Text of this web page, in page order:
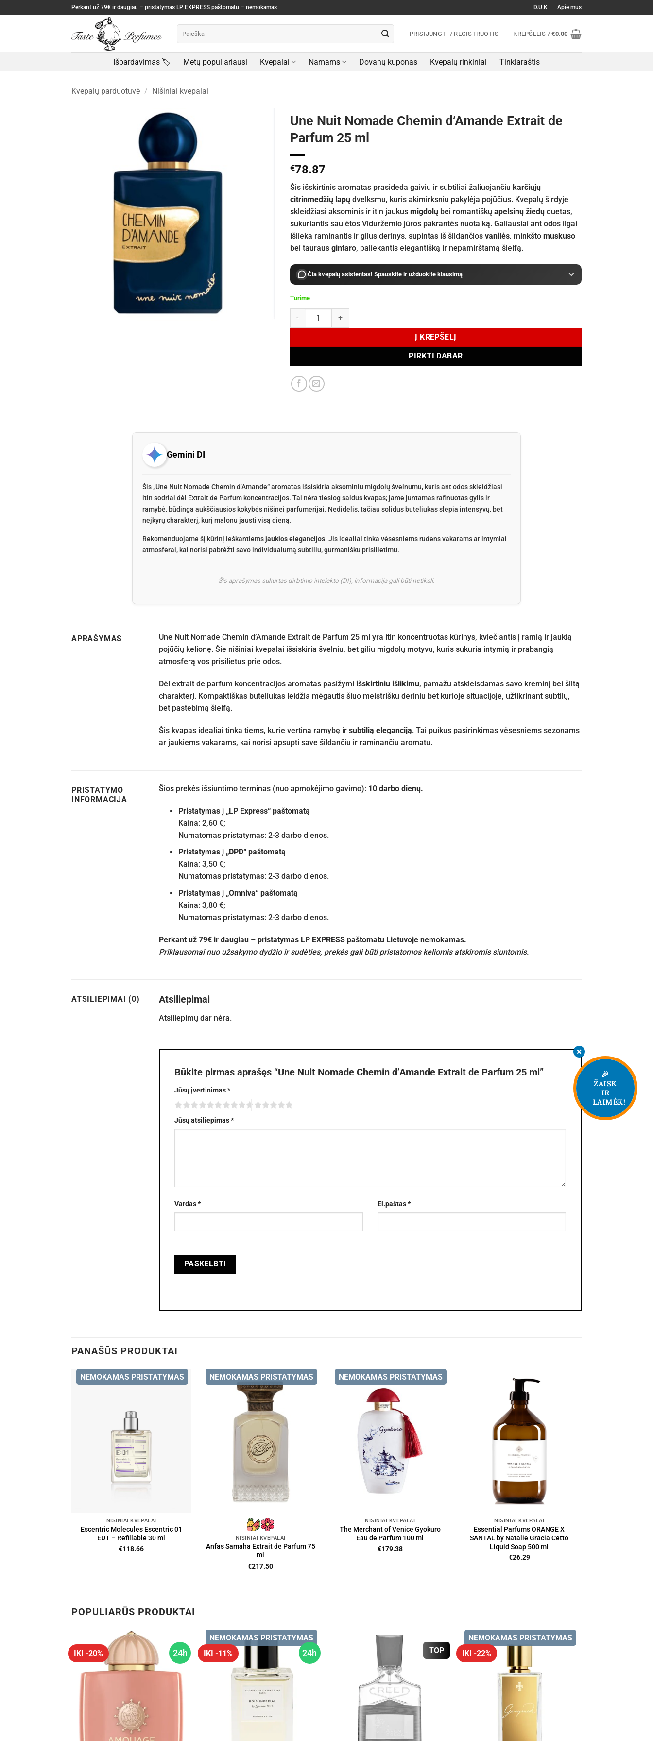
to
Perkant už 79€ ir daugiau – pristatymas LP EXPRESS paštomatu – nemokamas D.U.K Apie mus
PRISIJUNGTI / REGISTRUOTIS KREPŠELIS /€0.00
Išpardavimas 🏷️ Metų populiariausi Kvepalai Namams Dovanų kuponas Kvepalų rinkiniai Tinklaraštis
Kvepalų parduotuvė / Nišiniai kvepalai
Une Nuit Nomade Chemin d’Amande Extrait de
Parfum 25 ml
€78.87
Šis išskirtinis aromatas prasideda gaiviu ir subtiliai žaliuojančiu karčiųjų
citrinmedžių lapų dvelksmu, kuris akimirksniu pakylėja pojūčius. Kvepalų širdyje
skleidžiasi aksominis ir itin jaukus migdolų bei romantiškų apelsinų žiedų duetas,
sukuriantis saulėtos Viduržemio jūros pakrantės nuotaiką. Galiausiai ant odos ilgai
išlieka raminantis ir gilus derinys, supintas iš šildančios vanilės, minkšto muskuso
bei tauraus gintaro, paliekantis elegantišką ir nepamirštamą šleifą.
Čia kvepalų asistentas! Spauskite ir užduokite klausimą
Turime
produkto kiekis: Une Nuit Nomade Chemin d'Amande Extrait de Parfum 25 ml
Į KREPŠELĮ
PIRKTI DABAR
Gemini DI
Šis „Une Nuit Nomade Chemin d’Amande“ aromatas išsiskiria aksominiu migdolų švelnumu, kuris ant odos skleidžiasi
itin sodriai dėl Extrait de Parfum koncentracijos. Tai nėra tiesiog saldus kvapas; jame juntamas rafinuotas gylis ir
ramybė, būdinga aukščiausios kokybės nišinei parfumerijai. Nedidelis, tačiau solidus buteliukas slepia intensyvų, bet
neįkyrų charakterį, kurį malonu jausti visą dieną.
Rekomenduojame šį kūrinį ieškantiemsjaukios elegancijos. Jis idealiai tinka vėsesniems rudens vakarams ar intymiai
atmosferai, kai norisi pabrėžti savo individualumą subtiliu, gurmanišku prisilietimu.
Šis aprašymas sukurtas dirbtinio intelekto (DI), informacija gali būti netiksli.
APRAŠYMAS
Une Nuit Nomade Chemin d’Amande Extrait de Parfum 25 ml yra itin koncentruotas kūrinys, kviečiantis į ramią ir jaukią
pojūčių kelionę. Šie nišiniai kvepalai išsiskiria švelniu, bet giliu migdolų motyvu, kuris sukuria intymią ir prabangią
atmosferą vos prisilietus prie odos.
Dėl extrait de parfum koncentracijos aromatas pasižymi išskirtiniu išlikimu, pamažu atskleisdamas savo kreminį bei šiltą
charakterį. Kompaktiškas buteliukas leidžia mėgautis šiuo meistrišku deriniu bet kurioje situacijoje, užtikrinant subtilų,
bet pastebimą šleifą.
Šis kvapas idealiai tinka tiems, kurie vertina ramybę ir subtilią eleganciją. Tai puikus pasirinkimas vėsesniems sezonams
ar jaukiems vakarams, kai norisi apsupti save šildančiu ir raminančiu aromatu.
PRISTATYMO
INFORMACIJA
Šios prekės išsiuntimo terminas (nuo apmokėjimo gavimo): 10 darbo dienų.
Pristatymas į „LP Express“ paštomatą
Kaina: 2,60 €;
Numatomas pristatymas: 2-3 darbo dienos.
Pristatymas į „DPD“ paštomatą
Kaina: 3,50 €;
Numatomas pristatymas: 2-3 darbo dienos.
Pristatymas į „Omniva“ paštomatą
Kaina: 3,80 €;
Numatomas pristatymas: 2-3 darbo dienos.
Perkant už 79€ ir daugiau – pristatymas LP EXPRESS paštomatu Lietuvoje nemokamas.
Priklausomai nuo užsakymo dydžio ir sudėties, prekės gali būti pristatomos keliomis atskiromis siuntomis.
ATSILIEPIMAI (0) Atsiliepimai
Atsiliepimų dar nėra.
Būkite pirmas aprašęs “Une Nuit Nomade Chemin d’Amande Extrait de Parfum 25 ml”
Jūsų įvertinimas*
Jūsų atsiliepimas*
Vardas* El.paštas*
PANAŠŪS PRODUKTAI
NEMOKAMAS PRISTATYMAS
NIŠINIAI KVEPALAI
Escentric Molecules Escentric 01
EDT – Refillable 30 ml
€118.66
NEMOKAMAS PRISTATYMAS
NIŠINIAI KVEPALAI
Anfas Samaha Extrait de Parfum 75
ml
€217.50
NEMOKAMAS PRISTATYMAS
NIŠINIAI KVEPALAI
The Merchant of Venice Gyokuro
Eau de Parfum 100 ml
€179.38
NIŠINIAI KVEPALAI
Essential Parfums ORANGE X
SANTAL by Natalie Gracia Cetto
Liquid Soap 500 ml
€26.29
POPULIARŪS PRODUKTAI
24h
IKI -20% 24h
IKI -11%
NEMOKAMAS PRISTATYMAS
TOP
IKI -22%
NEMOKAMAS PRISTATYMAS
🎉
ŽAISK
IR
LAIMĖK!